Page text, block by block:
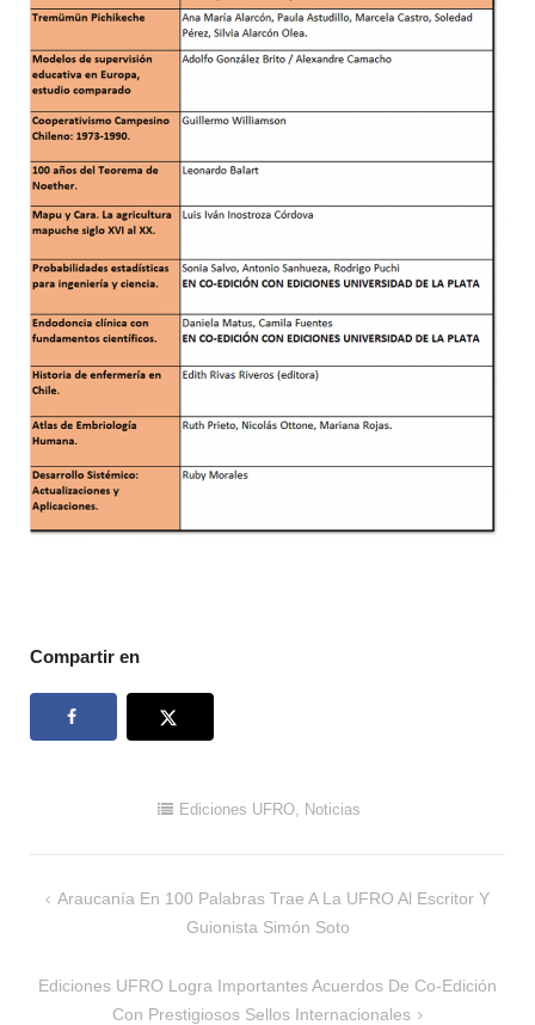
Compartir en
Ediciones UFRO Noticias
Navegación
Araucanía En 100 Palabras Trae A La UFRO Al Escritor Y
Guionista Simón Soto
Ediciones UFRO Logra Importantes Acuerdos De Co-Edición
Con Prestigiosos Sellos Internacionales